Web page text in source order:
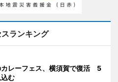
ランキング
カレーフェス、横須賀で復活 5
む